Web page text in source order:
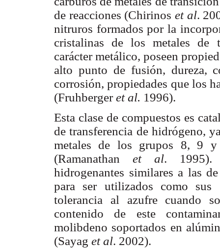
de reacciones (Chirinoset al.
nitruros formados por la
cristalinas de los metales de
carácter metálico, poseen
alto punto de fusión, dureza,
corrosión, propiedades que los
(Fruhbergeret al. 1996).
Esta clase de compuestos es
de transferencia de hidrógeno,
metales de los grupos 8, 9
(Ramanathan et al. 1995).
hidrogenantes similares a las
para ser utilizados como sus
tolerancia al azufre cuando
contenido de este
molibdeno soportados en
(Sayag et al. 2002).